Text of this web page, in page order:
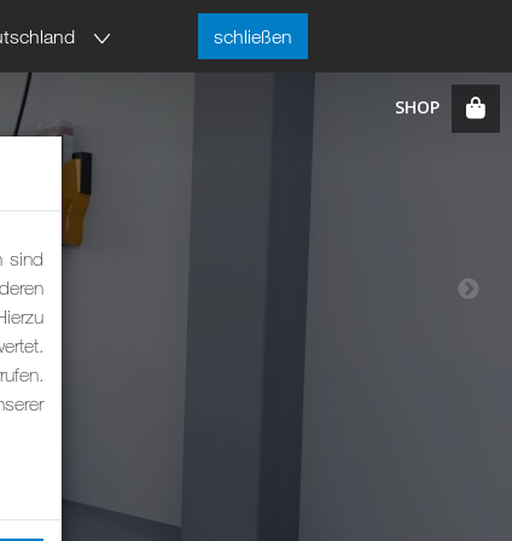
schließen
sind